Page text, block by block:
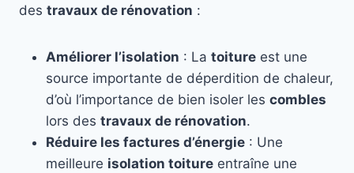
des travaux de rénovation :
Améliorer l’isolation : La toiture est une
source importante de déperdition de chaleur,
d’où l’importance de bien isoler les combles
lors des travaux de rénovation.
Réduire les factures d’énergie : Une
meilleure isolation toiture entraîne une